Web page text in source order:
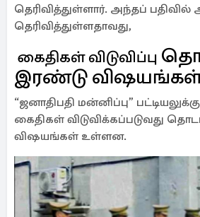
தெரிவித்துள்ளார். அந்தப்
தெரிவித்துள்ளதாவது,
கைதிகள் விடுவிப்பு
இரண்டு
“ஜனாதிபதி மன்னிப்பு”
கைதிகள் விடுவிக்கப்படுவது
விஷயங்கள் உள்ளன.